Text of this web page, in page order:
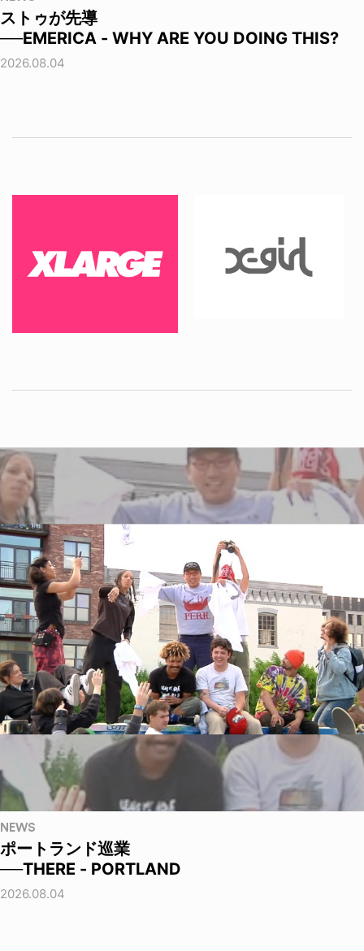
ストゥが先導
──EMERICA - WHY ARE YOU DOING THIS?
2026.08.04
NEWS
ポートランド巡業
──THERE - PORTLAND
2026.08.04